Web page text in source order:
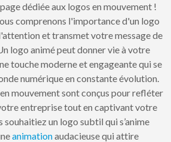
dédiée aux logos en mouvement !
comprenons l'importance d'un logo
et transmet votre message de
logo animé peut donner vie à votre
touche moderne et engageante qui se
numérique en constante évolution.
mouvement sont conçus pour refléter
entreprise tout en captivant votre
souhaitiez un logo subtil qui s’anime
animationaudacieuse qui attire